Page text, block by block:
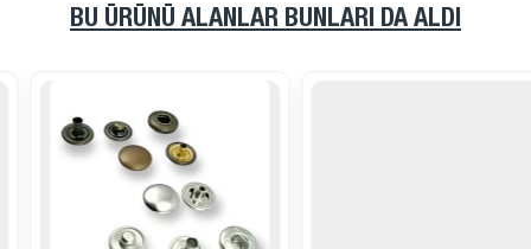
yardımcı olur. Ürünün sağlıklı çalışması için 12,5 mm 54
Ürün 144 adetlik paket halinde sunulur. Paketli satış
yapısı, küçük atölyelerden düzenli üretim yapan tekstil
işletmelerine kadar farklı kullanıcılar için pratik stok takibi
sağlar. Çok yüksek adetli ürün almak istemeyen ancak
BU ÜRÜNÜ ALANLAR BUNLARI DA ALDI